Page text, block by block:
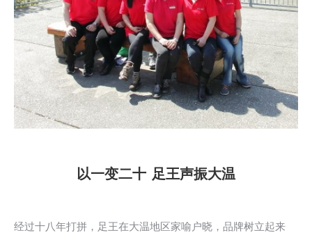
以一变二十 足王声振大温
经过十八年打拼，足王在大温地区家喻户晓，品牌树立起来